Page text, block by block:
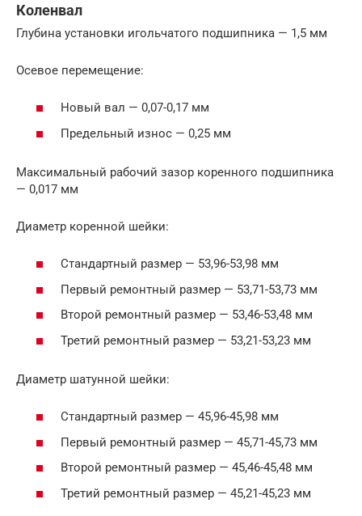
Коленвал
Глубина установки игольчатого подшипника — 1,5 мм
Осевое перемещение:
Новый вал — 0,07-0,17 мм
Предельный износ — 0,25 мм
Максимальный рабочий зазор коренного подшипника
— 0,017 мм
Диаметр коренной шейки:
Стандартный размер — 53,96-53,98 мм
Первый ремонтный размер — 53,71-53,73 мм
Второй ремонтный размер — 53,46-53,48 мм
Третий ремонтный размер — 53,21-53,23 мм
Диаметр шатунной шейки:
Стандартный размер — 45,96-45,98 мм
Первый ремонтный размер — 45,71-45,73 мм
Второй ремонтный размер — 45,46-45,48 мм
Третий ремонтный размер — 45,21-45,23 мм